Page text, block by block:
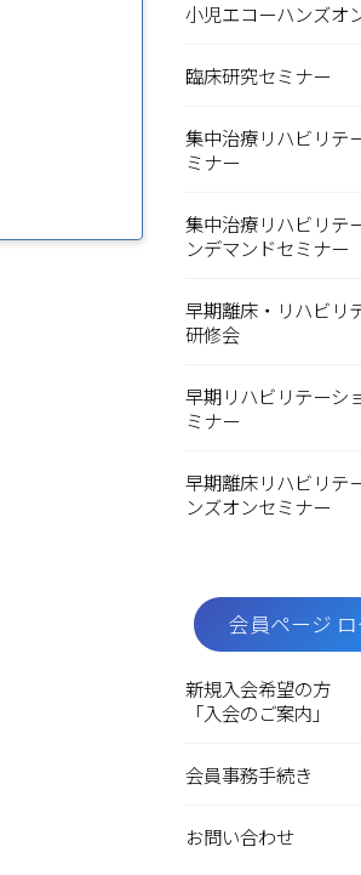
小児エコーハンズオ
臨床研究セミナー
集中治療リハビリテ
ミナー
集中治療リハビリテ
ンデマンドセミナー
早期離床・リハビリ
研修会
早期リハビリテーシ
ミナー
早期離床リハビリテ
ンズオンセミナー
会員ページ
新規入会希望の方
「入会のご案内」
会員事務手続き
お問い合わせ